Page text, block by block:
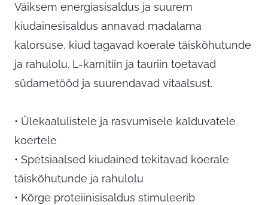
Väiksem energiasisaldus ja suurem
kiudainesisaldus annavad madalama
kalorsuse, kiud tagavad koerale täiskõhutunde
ja rahulolu. L-karnitiin ja tauriin toetavad
südametööd ja suurendavad vitaalsust.
• Ülekaalulistele ja rasvumisele kalduvatele
koertele
• Spetsiaalsed kiudained tekitavad koerale
täiskõhutunde ja rahulolu
• Kõrge proteiinisisaldus stimuleerib